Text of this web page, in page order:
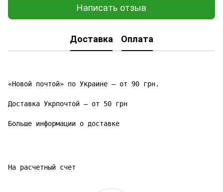
Написать отзыв
Доставка Оплата
«Новой почтой» по Украине – от 90 грн.
Доставка Укрпочтой – от 50 грн
Больше информации о доставке
На расчетный счет